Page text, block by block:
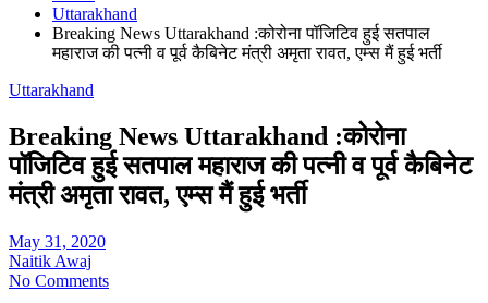
Uttarakhand
Breaking News Uttarakhand :कोरोना पॉजिटिव हुई सतपाल
महाराज की पत्नी व पूर्व कैबिनेट मंत्री अमृता रावत, एम्स मैं हुई भर्ती
Uttarakhand
Breaking News Uttarakhand :कोरोना
पॉजिटिव हुई सतपाल महाराज की पत्नी व पूर्व कैबिनेट
मंत्री अमृता रावत, एम्स मैं हुई भर्ती
May 31, 2020
Naitik Awaj
No Comments